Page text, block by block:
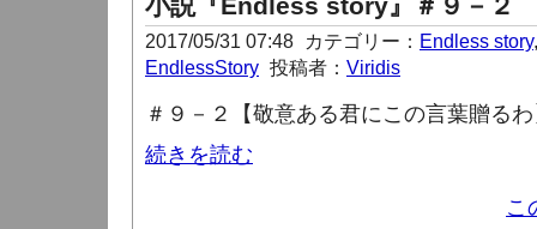
2017/05/31 07:48 カテゴリー： Endless story
EndlessStory 投稿者： Viridis
＃９－２【敬意ある君にこの言葉贈る
続きを読む
こ